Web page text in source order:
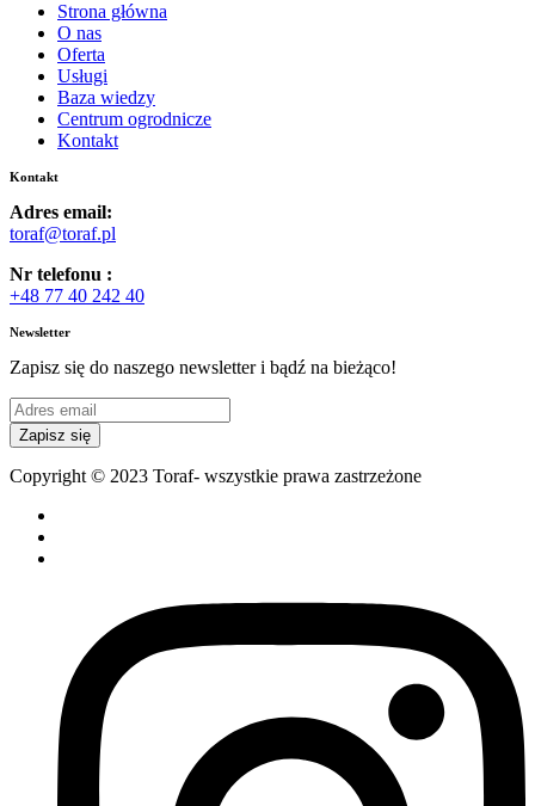
Strona główna
O nas
Oferta
Usługi
Baza wiedzy
Centrum ogrodnicze
Kontakt
Kontakt
Adres email:
toraf@toraf.pl
Nr telefonu :
+48 77 40 242 40
Newsletter
Zapisz się do naszego newsletter i bądź na bieżąco!
Zapisz się
Copyright © 2023 Toraf- wszystkie prawa zastrzeżone